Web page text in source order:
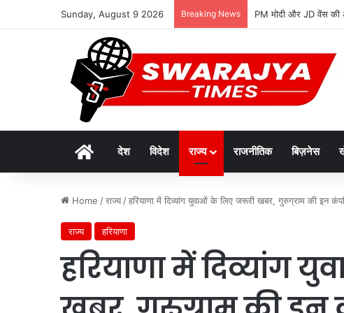
Sunday, August 9 2026 Breaking News PM मोदी और JD वेंस की
Homeदेश विदेश राज्य राजनीतिक बिज़नेस
Home /राज्य /हरियाणा में दिव्यांग युवाओं के लिए जरूरी खबर, गुरुग्राम की इन
राज्य हरियाणा
हरियाणा में दिव्यांग